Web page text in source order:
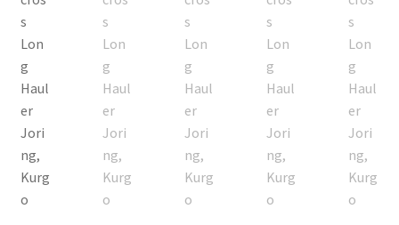
excellent moyen d'assurer la sécurité de votre chien
pendant que vous allez courir.